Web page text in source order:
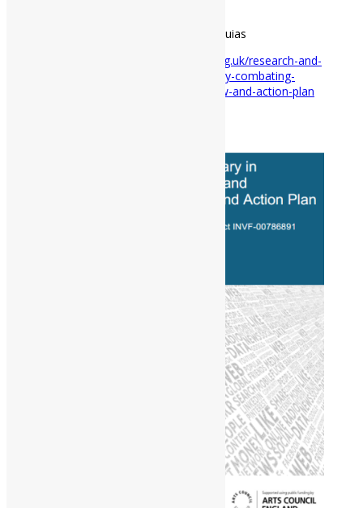
#BibliotecasPúblicas #Desinformação #Guias
https://www.artscouncil.org.uk/research-and-
data/our-research-library/role-public-library-combating-
misinformation-and-disinformation-review-and-action-plan